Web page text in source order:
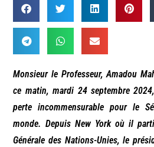
Monsieur le Professeur, Amadou
ce matin, mardi 24 septembre
perte incommensurable pour le
monde. Depuis New York où il
Générale des Nations-Unies, le